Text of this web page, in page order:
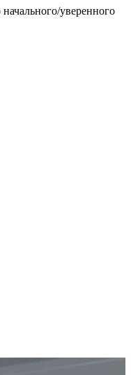
уверенного